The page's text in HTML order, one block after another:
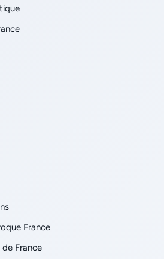
France
de France